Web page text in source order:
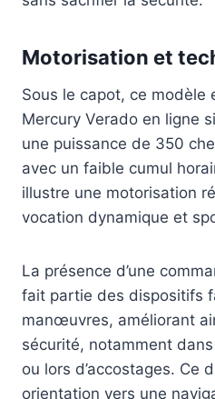
Motorisation et
Sous le capot, ce modèle
Mercury Verado en ligne
une puissance de 350
avec un faible cumul
illustre une motorisation
vocation dynamique et
La présence d’une
fait partie des dispositifs
manœuvres, améliorant
sécurité, notamment
ou lors d’accostages. Ce
orientation vers une